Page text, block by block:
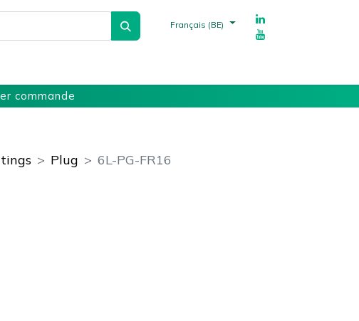
Français (BE)
commande
Plug 6L-PG-FR16